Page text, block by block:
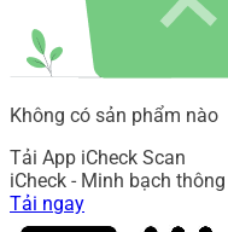
Không có sản phẩm nào
Tải App iCheck Scan
iCheck - Minh bạch
Tải ngay